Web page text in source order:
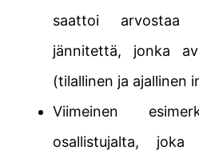
saattoi arvostaa
jännitettä, jonka
(tilallinen ja ajallinen
Viimeinen
osallistujalta, joka